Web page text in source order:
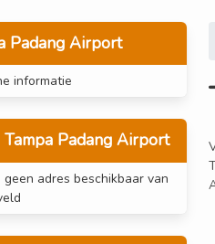
Padang Airport
informatie
Padang Airport
geen adres beschikbaar van